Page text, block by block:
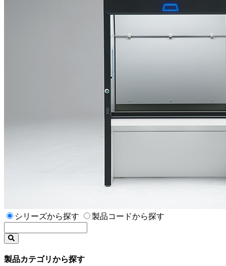
シリーズから探す 製品コードから探す
製品カテゴリから探す